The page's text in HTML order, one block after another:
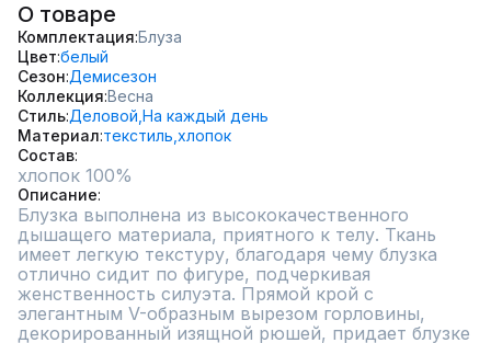
О товаре
Комплектация Блуза
Цвет белый
Сезон Демисезон
Коллекция Весна
Стиль Деловой, На каждый день
Материал текстиль, хлопок
Состав
хлопок 100%
Описание
Блузка выполнена из высококачественного
дышащего материала, приятного к телу. Ткань
имеет легкую текстуру, благодаря чему блузка
отлично сидит по фигуре, подчеркивая
женственность силуэта. Прямой крой с
элегантным V-образным вырезом горловины,
декорированный изящной рюшей, придает блузке